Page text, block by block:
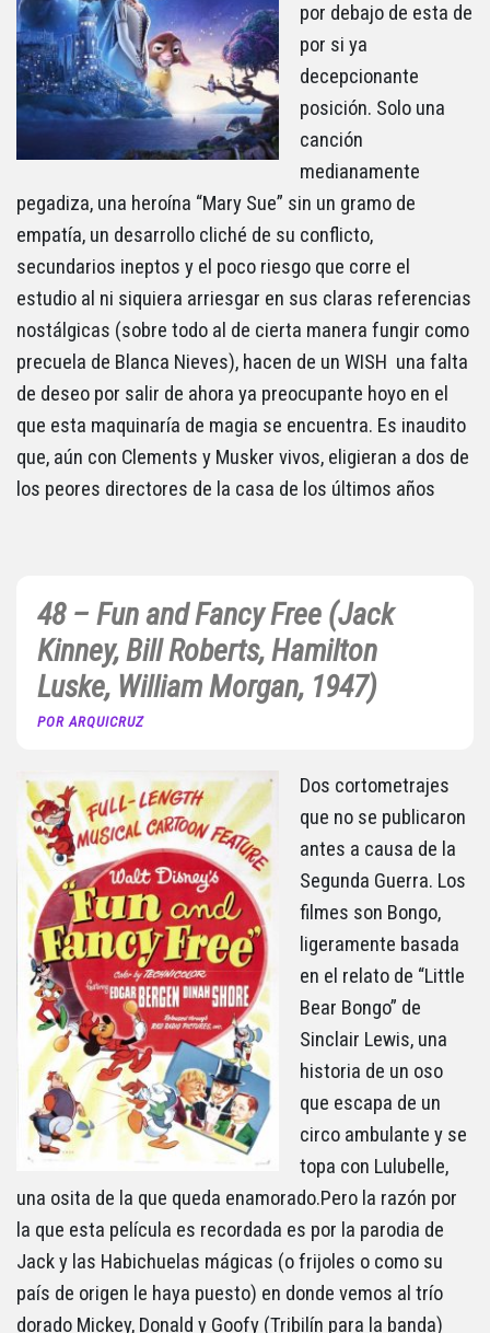
por debajo de esta de
por si ya
decepcionante
posición. Solo una
canción
medianamente
pegadiza, una heroína “Mary Sue” sin un gramo de
empatía, un desarrollo cliché de su conflicto,
secundarios ineptos y el poco riesgo que corre el
estudio al ni siquiera arriesgar en sus claras referencias
nostálgicas (sobre todo al de cierta manera fungir como
precuela de Blanca Nieves), hacen de un WISH una falta
de deseo por salir de ahora ya preocupante hoyo en el
que esta maquinaría de magia se encuentra. Es inaudito
que, aún con Clements y Musker vivos, eligieran a dos de
los peores directores de la casa de los últimos años
48 – Fun and Fancy Free (Jack
Kinney, Bill Roberts, Hamilton
Luske, William Morgan, 1947)
POR ARQUICRUZ
Dos cortometrajes
que no se publicaron
antes a causa de la
Segunda Guerra. Los
filmes son Bongo,
ligeramente basada
en el relato de “Little
Bear Bongo” de
Sinclair Lewis, una
historia de un oso
que escapa de un
circo ambulante y se
topa con Lulubelle,
una osita de la que queda enamorado.Pero la razón por
la que esta película es recordada es por la parodia de
Jack y las Habichuelas mágicas (o frijoles o como su
país de origen le haya puesto) en donde vemos al trío
dorado Mickey, Donald y Goofy (Tribilín para la banda)